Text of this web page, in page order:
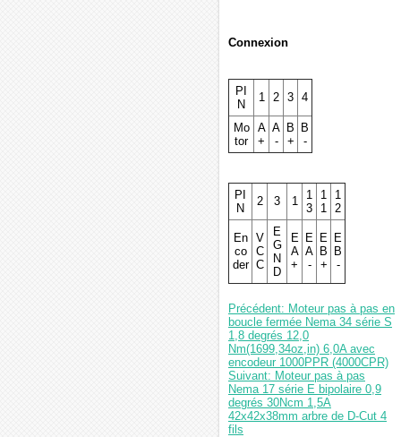
Connexion
PI
N
1 2 3 4
Mo
tor
A
+
A
-
B
+
B
-
PI
N
2 3 1
1
3
1
1
1
2
En
co
der
V
C
C
E
G
N
D
E
A
+
E
A
-
E
B
+
E
B
-
Précédent: Moteur pas à pas en
boucle fermée Nema 34 série S
1,8 degrés 12,0
Nm(1699,34oz,in) 6,0A avec
encodeur 1000PPR (4000CPR)
Suivant: Moteur pas à pas
Nema 17 série E bipolaire 0,9
degrés 30Ncm 1,5A
42x42x38mm arbre de D-Cut 4
fils